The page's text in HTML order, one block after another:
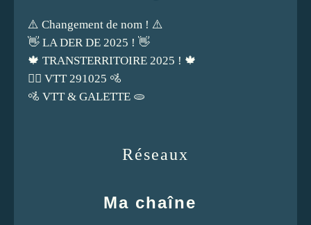
⚠️ Changement de nom ! ⚠️
👋 LA DER DE 2025 ! 👋
🍁 TRANSTERRITOIRE 2025 ! 🍁
🚵‍♀️ VTT 291025 🚵
🚵 VTT & GALETTE 🫓
Réseaux
Ma chaîne